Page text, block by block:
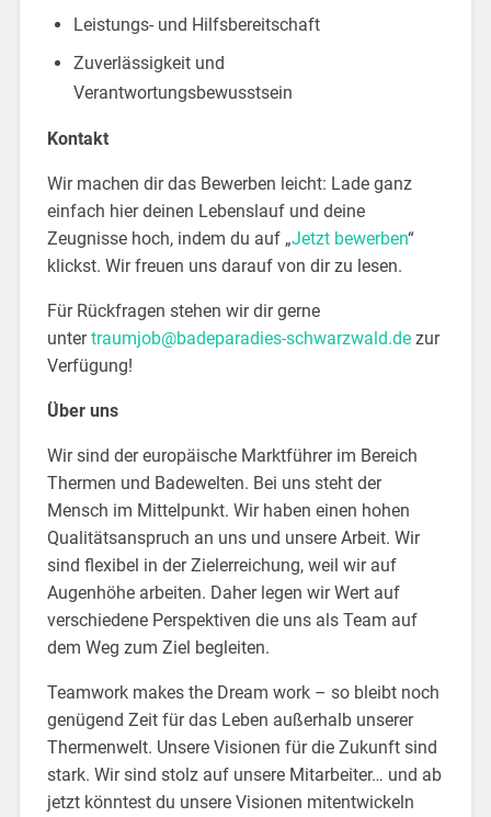
Leistungs- und Hilfsbereitschaft
Zuverlässigkeit und
Verantwortungsbewusstsein
Kontakt
Wir machen dir das Bewerben leicht: Lade ganz
einfach hier deinen Lebenslauf und deine
Zeugnisse hoch, indem du auf „Jetzt bewerben“
klickst. Wir freuen uns darauf von dir zu lesen.
Für Rückfragen stehen wir dir gerne
untertraumjob@badeparadies-schwarzwald.dezur
Verfügung!
Über uns
Wir sind der europäische Marktführer im Bereich
Thermen und Badewelten. Bei uns steht der
Mensch im Mittelpunkt. Wir haben einen hohen
Qualitätsanspruch an uns und unsere Arbeit. Wir
sind flexibel in der Zielerreichung, weil wir auf
Augenhöhe arbeiten. Daher legen wir Wert auf
verschiedene Perspektiven die uns als Team auf
dem Weg zum Ziel begleiten.
Teamwork makes the Dream work – so bleibt noch
genügend Zeit für das Leben außerhalb unserer
Thermenwelt. Unsere Visionen für die Zukunft sind
stark. Wir sind stolz auf unsere Mitarbeiter… und ab
jetzt könntest du unsere Visionen mitentwickeln